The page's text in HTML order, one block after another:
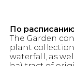
По
The Garden
plant
waterfall, as